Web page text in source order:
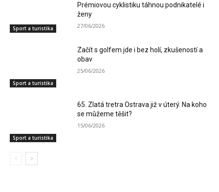
Sport a turistika
Prémiovou cyklistiku táhnou podnikatelé i
ženy
27/06/2026
Sport a turistika
Začít s golfem jde i bez holí, zkušeností a
obav
25/06/2026
Sport a turistika
65. Zlatá tretra Ostrava již v úterý. Na koho
se můžeme těšit?
15/06/2026